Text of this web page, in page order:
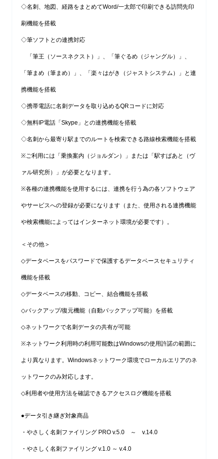
◇名刺、地図、経路をまとめてWord/一太郎で印刷できる訪問先印
刷機能を搭載
◇筆ソフトとの連携対応
「筆王（ソースネクスト）」、「筆ぐるめ（ジャングル）」、
「筆まめ（筆まめ）」、「楽々はがき（ジャストシステム）」と連
携機能を搭載
◇携帯電話に名刺データを取り込めるQRコードに対応
◇無料IP電話「Skype」との連携機能を搭載
◇名刺から最寄り駅までのルートを検索できる路線検索機能を搭載
※ご利用には「乗換案内（ジョルダン）」または「駅すぱあと（ヴ
ァル研究所）」が必要となります。
※各種の連携機能を使用するには、連携を行う為の各ソフトウェア
やサービスへの登録が必要になります（また、使用される連携機能
や検索機能によってはインターネット環境が必要です）。
＜その他＞
◇データベースをパスワードで保護するデータベースセキュリティ
機能を搭載
◇データベースの移動、コピー、結合機能を搭載
◇バックアップ/復元機能（自動バックアップ可能）を搭載
◇ネットワークで名刺データの共有が可能
※ネットワーク利用時の利用可能数はWindowsの使用許諾の範囲に
より異なります。Windowsネットワーク環境でローカルエリアのネ
ットワークのみ対応します。
◇利用者や使用方法を確認できるアクセスログ機能を搭載
●データ引き継ぎ対象商品
・やさしく名刺ファイリング PRO v.5.0 ～ v.14.0
・やさしく名刺ファイリング v.1.0 ～ v.4.0